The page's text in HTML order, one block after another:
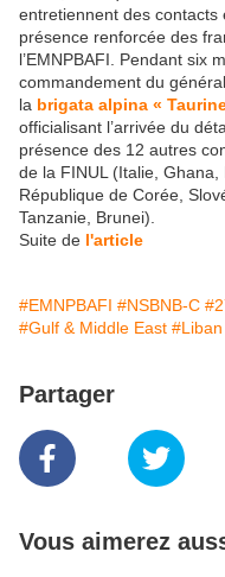
entretiennent des contacts
présence renforcée des
l’EMNPBAFI. Pendant six
commandement du
la brigata alpina «
officialisant l’arrivée du
présence des 12 autres
de la FINUL (Italie,
République de Corée,
Tanzanie, Brunei).
Suite de l'article
#EMNPBAFI #NSBNB-C
#Gulf & Middle East #Liban
Partager
Vous aimerez